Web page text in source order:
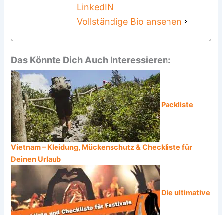
LinkedIN
Vollständige Bio ansehen
Das Könnte Dich Auch Interessieren:
Packliste
Vietnam – Kleidung, Mückenschutz & Checkliste für
Deinen Urlaub
Die ultimative